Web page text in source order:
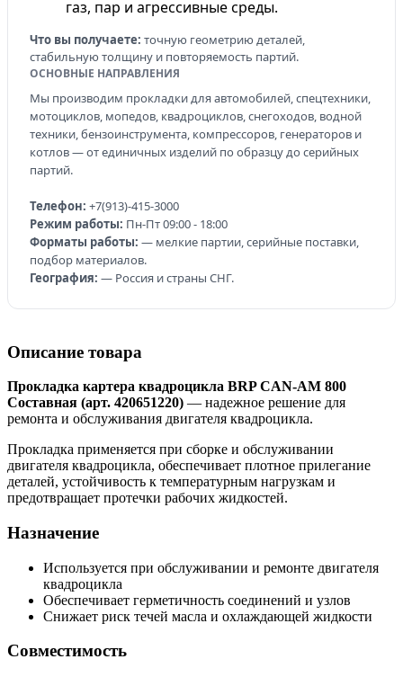
газ, пар и агрессивные среды.
Что вы получаете: точную геометрию деталей,
стабильную толщину и повторяемость партий.
ОСНОВНЫЕ НАПРАВЛЕНИЯ
Мы производим прокладки для автомобилей, спецтехники,
мотоциклов, мопедов, квадроциклов, снегоходов, водной
техники, бензоинструмента, компрессоров, генераторов и
котлов — от единичных изделий по образцу до серийных
партий.
Телефон: +7(913)-415-3000
Режим работы: Пн-Пт 09:00 - 18:00
Форматы работы: — мелкие партии, серийные поставки,
подбор материалов.
География: — Россия и страны СНГ.
Описание товара
Прокладка картера квадроцикла BRP CAN-AM 800
Составная (арт. 420651220) — надежное решение для
ремонта и обслуживания двигателя квадроцикла.
Прокладка применяется при сборке и обслуживании
двигателя квадроцикла, обеспечивает плотное прилегание
деталей, устойчивость к температурным нагрузкам и
предотвращает протечки рабочих жидкостей.
Назначение
Используется при обслуживании и ремонте двигателя
квадроцикла
Обеспечивает герметичность соединений и узлов
Снижает риск течей масла и охлаждающей жидкости
Совместимость